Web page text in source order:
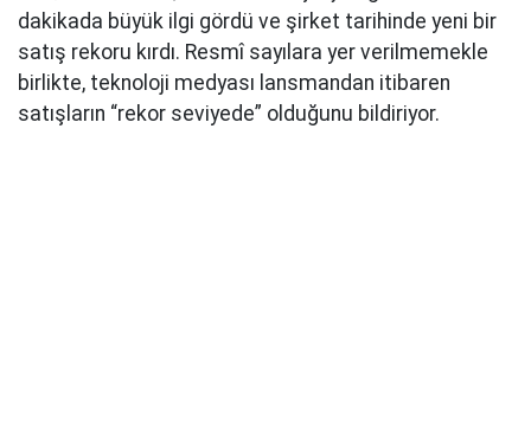
dakikada büyük ilgi gördü ve şirket tarihinde yeni bir
satış rekoru kırdı. Resmî sayılara yer verilmemekle
birlikte, teknoloji medyası lansmandan itibaren
satışların “rekor seviyede” olduğunu bildiriyor.